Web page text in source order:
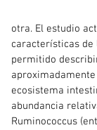
otra. El estudio
características de
permitido
ecosistema
abundancia
Ruminococcus